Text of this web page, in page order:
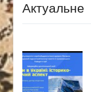
Актуальне